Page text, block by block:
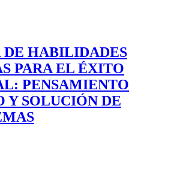
HABILIDADES
PARA EL ÉXITO
PENSAMIENTO
Y SOLUCIÓN DE